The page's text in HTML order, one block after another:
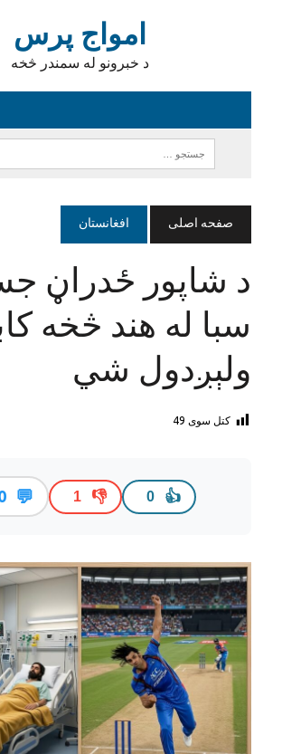
امواج پرس
د خبرونو له سمندر څخه
صفحه اصلی افغانستان
د شاپور ځدراڼ
سبا له هند څخه
ولېږدول شي
کتل سوی 49
👍
0
👎
1
💬